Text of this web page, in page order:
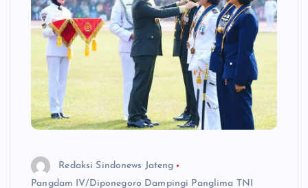
Redaksi Sindonews Jateng
Pangdam IV/Diponegoro Dampingi Panglima TNI